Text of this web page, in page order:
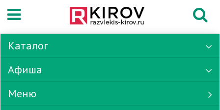
Каталог
Афиша
Меню